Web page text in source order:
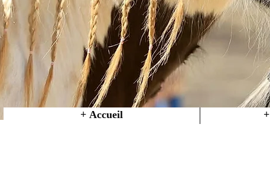
+ Accueil
Tel : 0647666430